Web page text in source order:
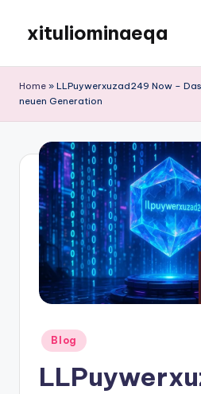
content
xituliominaeqa
Home » LLPuywerxuzad249 Now –
neuen Generation
Posted
in
Blog